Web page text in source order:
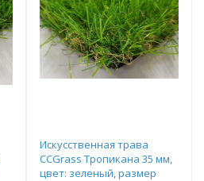
Искусственная трава
CCGrass Тропикана 35 мм,
цвет: зеленый, размер